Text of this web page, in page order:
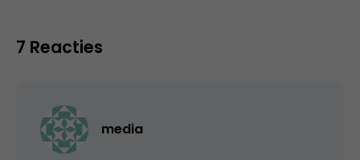
7 Reacties
media